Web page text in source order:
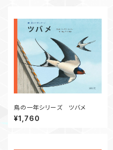
鳥の一年シリーズ ツバメ
¥1,760